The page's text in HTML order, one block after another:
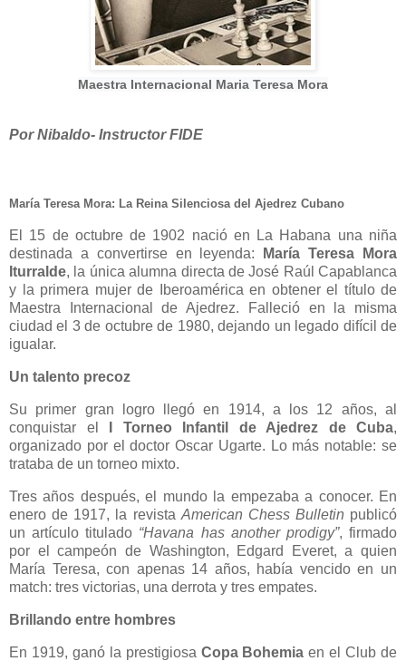
Maestra Internacional Maria Teresa Mora
Por Nibaldo- Instructor FIDE
María Teresa Mora: La Reina Silenciosa del Ajedrez Cubano
El 15 de octubre de 1902 nació en La Habana una niña
destinada a convertirse en leyenda:
María Teresa Mora
Iturralde, la única alumna directa de José Raúl Capablanca
y la primera mujer de Iberoamérica en obtener el título de
Maestra Internacional de Ajedrez. Falleció en la misma
ciudad el 3 de octubre de 1980, dejando un legado difícil de
igualar.
Un talento precoz
Su primer gran logro llegó en 1914, a los 12 años, al
conquistar el
I Torneo Infantil de Ajedrez de Cuba,
organizado por el doctor Oscar Ugarte. Lo más notable: se
trataba de un torneo mixto.
Tres años después, el mundo la empezaba a conocer. En
enero de 1917, la revista American Chess Bulletin publicó
un artículo titulado “Havana has another prodigy”, firmado
por el campeón de Washington, Edgard Everet, a quien
María Teresa, con apenas 14 años, había vencido en un
match: tres victorias, una derrota y tres empates.
Brillando entre hombres
En 1919, ganó la prestigiosa Copa Bohemia en el Club de